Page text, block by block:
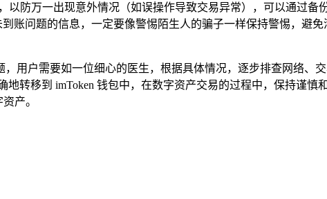
以防万一出现意外情况（如误操作导致交易异常），可以通过备
账问题的信息，一定要像警惕陌生人的骗子一样保持警惕，避
用户需要如一位细心的医生，根据具体情况，逐步排查网络、
转移到 imToken 钱包中，在数字资产交易的过程中，保持谨慎
产。